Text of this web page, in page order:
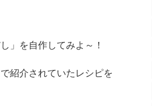
」を自作してみよ～！
紹介されていたレシピを